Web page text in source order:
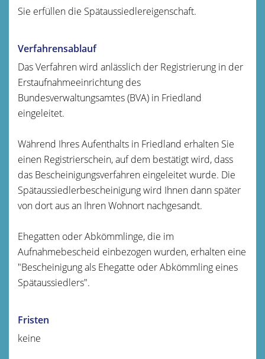
Sie erfüllen die Spätaussiedlereigenschaft.
Verfahrensablauf
Das Verfahren wird anlässlich der Registrierung in der
Erstaufnahmeeinrichtung des
Bundesverwaltungsamtes (BVA) in Friedland
eingeleitet.
Während Ihres Aufenthalts in Friedland erhalten Sie
einen Registrierschein, auf dem bestätigt wird, dass
das Bescheinigungsverfahren eingeleitet wurde. Die
Spätaussiedlerbescheinigung wird Ihnen dann später
von dort aus an Ihren Wohnort nachgesandt.
Ehegatten oder Abkömmlinge, die im
Aufnahmebescheid einbezogen wurden, erhalten eine
"Bescheinigung als Ehegatte oder Abkömmling eines
Spätaussiedlers".
Fristen
keine